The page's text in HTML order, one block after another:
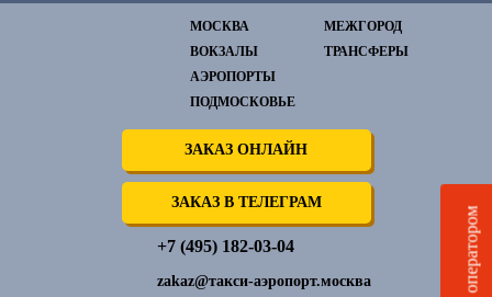
МОСКВА
ВОКЗАЛЫ
АЭРОПОРТЫ
ПОДМОСКОВЬЕ
МЕЖГОРОД
ТРАНСФЕРЫ
ЗАКАЗ ОНЛАЙН
ЗАКАЗ В ТЕЛЕГРАМ
+7 (495) 182-03-04
zakaz@такси-аэропорт.москва Чат с оператором